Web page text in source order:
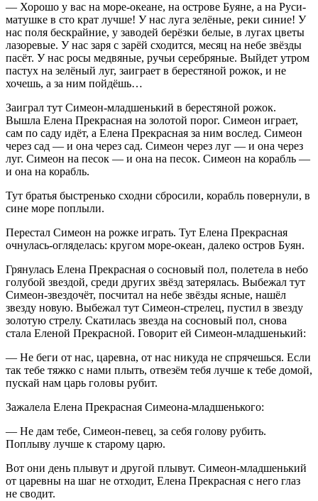
— Хорошо у вас на море-океане, на острове Буяне, а на Руси-
матушке в сто крат лучше! У нас луга зелёные, реки синие! У
нас поля бескрайние, у заводей берёзки белые, в лугах цветы
лазоревые. У нас заря с зарёй сходится, месяц на небе звёзды
пасёт. У нас росы медвяные, ручьи серебряные. Выйдет утром
пастух на зелёный луг, заиграет в берестяной рожок, и не
хочешь, а за ним пойдёшь…
Заиграл тут Симеон-младшенький в берестяной рожок.
Вышла Елена Прекрасная на золотой порог. Симеон играет,
сам по саду идёт, а Елена Прекрасная за ним вослед. Симеон
через сад — и она через сад. Симеон через луг — и она через
луг. Симеон на песок — и она на песок. Симеон на корабль —
и она на корабль.
Тут братья быстренько сходни сбросили, корабль повернули, в
сине море поплыли.
Перестал Симеон на рожке играть. Тут Елена Прекрасная
очнулась-огляделась: кругом море-океан, далеко остров Буян.
Грянулась Елена Прекрасная о сосновый пол, полетела в небо
голубой звездой, среди других звёзд затерялась. Выбежал тут
Симеон-звездочёт, посчитал на небе звёзды ясные, нашёл
звезду новую. Выбежал тут Симеон-стрелец, пустил в звезду
золотую стрелу. Скатилась звезда на сосновый пол, снова
стала Еленой Прекрасной. Говорит ей Симеон-младшенький:
— Не беги от нас, царевна, от нас никуда не спрячешься. Если
так тебе тяжко с нами плыть, отвезём тебя лучше к тебе домой,
пускай нам царь головы рубит.
Зажалела Елена Прекрасная Симеона-младшенького:
— Не дам тебе, Симеон-певец, за себя голову рубить.
Поплыву лучше к старому царю.
Вот они день плывут и другой плывут. Симеон-младшенький
от царевны на шаг не отходит, Елена Прекрасная с него глаз
не сводит.